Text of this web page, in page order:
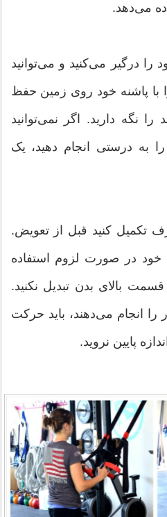
می‌دهد.
درگیر می‌کنید و می‌توانید
با پاشنه خود روی زمین حفظ
نگه دارید. اگر نمی‌توانید
به درستی انجام دهید، یک
تکمیل کنید قبل از تعویض.
خود در صورت لزوم استفاده
بالای بدن تبدیل نکنید.
را انجام می‌دهند، باید حرکت
پایین نروید.